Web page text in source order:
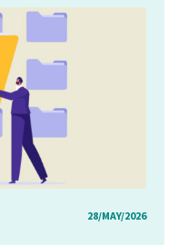
28/MAY/2026